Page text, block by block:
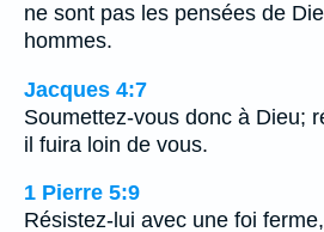
ne sont pas les pensées de
hommes.
Jacques 4:7
Soumettez-vous donc à Dieu;
il fuira loin de vous.
1 Pierre 5:9
Résistez-lui avec une foi